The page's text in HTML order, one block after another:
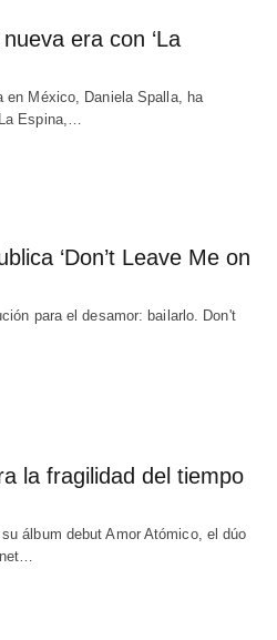
era con ‘La
en México, Daniela Spalla, ha
Espina,…
‘Don’t Leave Me on
para el desamor: bailarlo. Don't
la fragilidad del tiempo
álbum debut Amor Atómico, el dúo